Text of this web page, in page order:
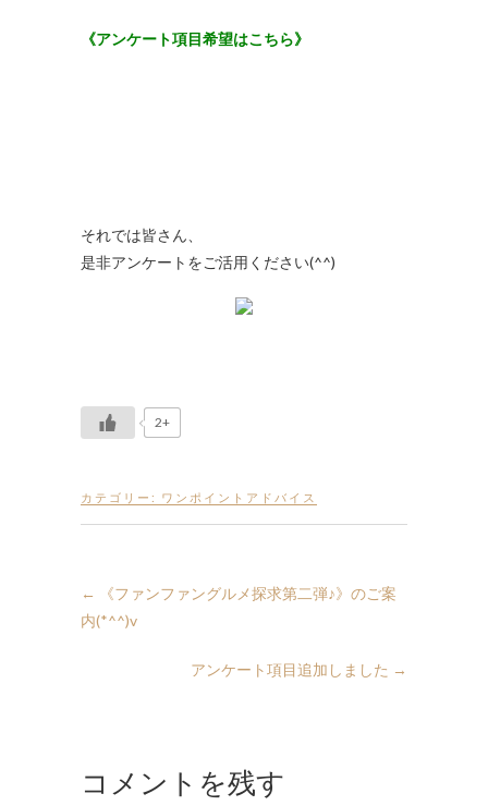
《アンケート項目希望はこちら》
それでは皆さん、
是非アンケートをご活用ください(^^)
2+
カテゴリー: ワンポイントアドバイス
←
《ファンファングルメ探求第二弾♪》のご案
内(*^^)v
アンケート項目追加しました →
コメントを残す